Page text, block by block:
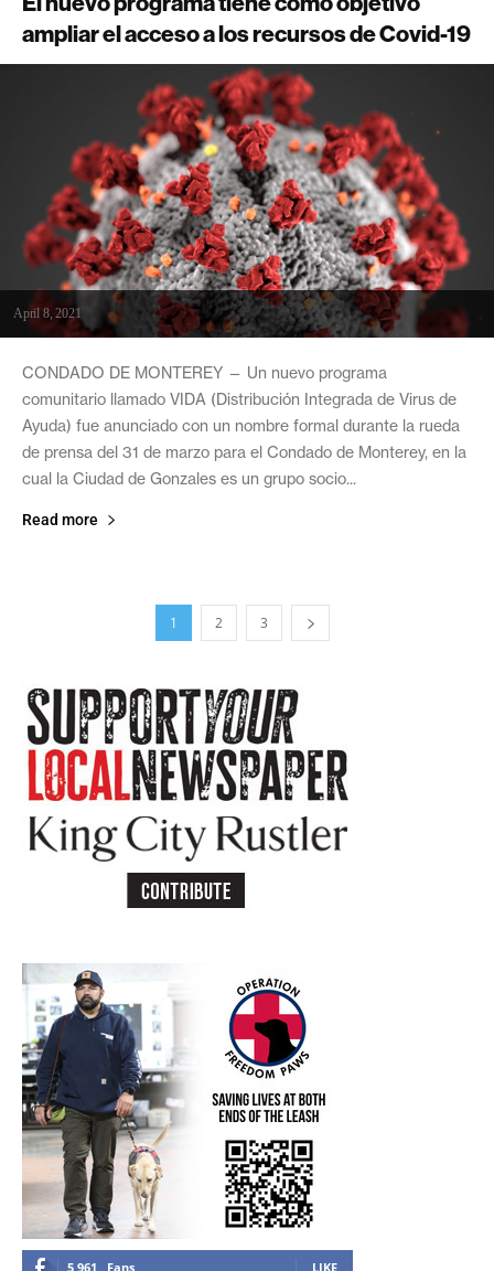
ampliar el acceso a los recursos de Covid-19
April 8, 2021
CONDADO DE MONTEREY — Un nuevo programa
comunitario llamado VIDA (Distribución Integrada de Virus de
Ayuda) fue anunciado con un nombre formal durante la rueda
de prensa del 31 de marzo para el Condado de Monterey, en la
cual la Ciudad de Gonzales es un grupo socio...
Read more
1 2 3
5,961 Fans LIKE